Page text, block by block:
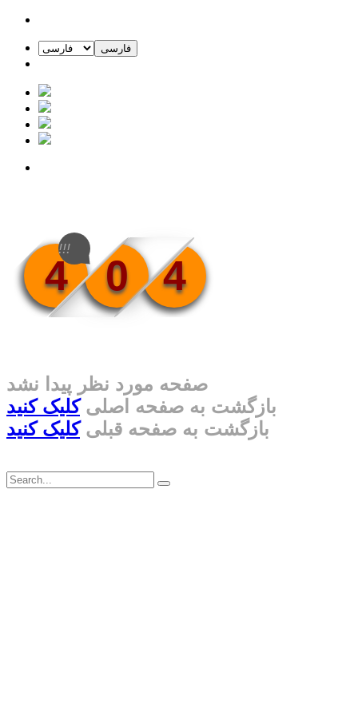
فارسی
4 0 4
!!!
صفحه مورد نظر پیدا نشد
بازگشت به صفحه اصلیکلیک کنید
بازگشت به صفحه قبلیکلیک کنید